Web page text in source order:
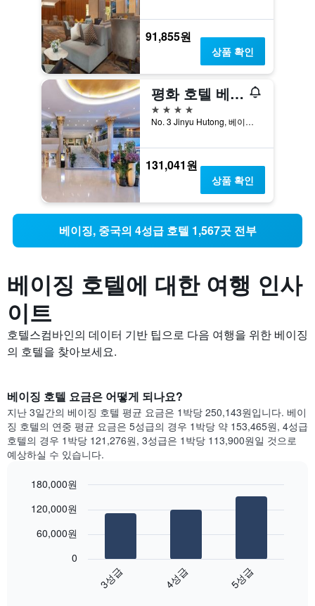
91,855원
상품 확인
평화 호텔 베이징
4성급
No. 3 Jinyu Hutong, 베이징, 중국
131,041원
상품 확인
베이징, 중국​의 4성급​ ​호텔 1,567​곳 ​전부
베이징 호텔에 대한 여행 인사
이트
호텔스컴바인의 데이터 기반 팁으로 다음 여행을 위한 베이징
의 호텔을 찾아보세요.
베이징 호텔 요금은 어떻게 되나요?
지난 3일간의 베이징 호텔 평균 요금은 1박당 250,143원입니다. 베이
징 호텔의 연중 평균 요금은 5성급의 경우 1박당 약 153,465원, 4성급
호텔의 경우 1박당 121,276원, 3성급은 1박당 113,900원일 것으로
예상하실 수 있습니다.
chart
graphic.
3성급 4성급 5성급
0
60,000원
120,000원
180,000원